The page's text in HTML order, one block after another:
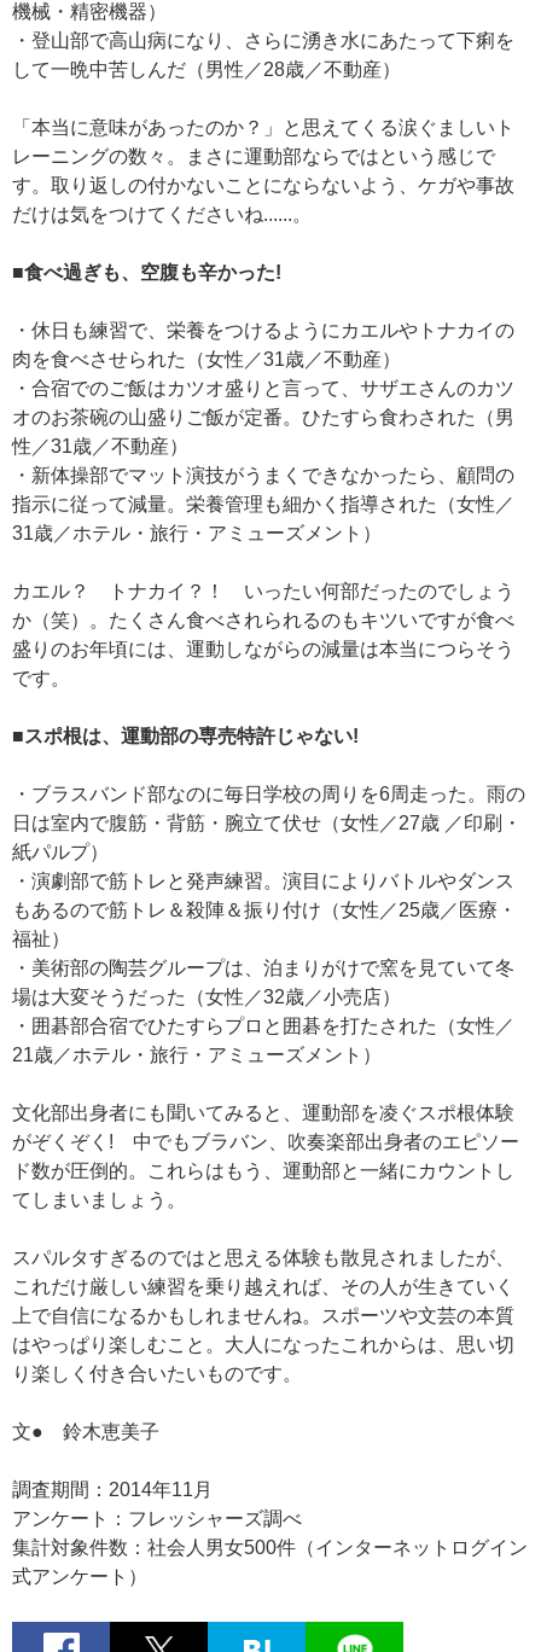
機械・精密機器）
・登山部で高山病になり、さらに湧き水にあたって下痢を
して一晩中苦しんだ（男性／28歳／不動産）
「本当に意味があったのか？」と思えてくる涙ぐましいト
レーニングの数々。まさに運動部ならではという感じで
す。取り返しの付かないことにならないよう、ケガや事故
だけは気をつけてくださいね......。
■食べ過ぎも、空腹も辛かった!
・休日も練習で、栄養をつけるようにカエルやトナカイの
肉を食べさせられた（女性／31歳／不動産）
・合宿でのご飯はカツオ盛りと言って、サザエさんのカツ
オのお茶碗の山盛りご飯が定番。ひたすら食わされた（男
性／31歳／不動産）
・新体操部でマット演技がうまくできなかったら、顧問の
指示に従って減量。栄養管理も細かく指導された（女性／
31歳／ホテル・旅行・アミューズメント）
カエル？ トナカイ？！ いったい何部だったのでしょう
か（笑）。たくさん食べされられるのもキツいですが食べ
盛りのお年頃には、運動しながらの減量は本当につらそう
です。
■スポ根は、運動部の専売特許じゃない!
・ブラスバンド部なのに毎日学校の周りを6周走った。雨の
日は室内で腹筋・背筋・腕立て伏せ（女性／27歳 ／印刷・
紙パルプ）
・演劇部で筋トレと発声練習。演目によりバトルやダンス
もあるので筋トレ＆殺陣＆振り付け（女性／25歳／医療・
福祉）
・美術部の陶芸グループは、泊まりがけで窯を見ていて冬
場は大変そうだった（女性／32歳／小売店）
・囲碁部合宿でひたすらプロと囲碁を打たされた（女性／
21歳／ホテル・旅行・アミューズメント）
文化部出身者にも聞いてみると、運動部を凌ぐスポ根体験
がぞくぞく! 中でもブラバン、吹奏楽部出身者のエピソー
ド数が圧倒的。これらはもう、運動部と一緒にカウントし
てしまいましょう。
スパルタすぎるのではと思える体験も散見されましたが、
これだけ厳しい練習を乗り越えれば、その人が生きていく
上で自信になるかもしれませんね。スポーツや文芸の本質
はやっぱり楽しむこと。大人になったこれからは、思い切
り楽しく付き合いたいものです。
文● 鈴木恵美子
調査期間：2014年11月
アンケート：フレッシャーズ調べ
集計対象件数：社会人男女500件（インターネットログイン
式アンケート）